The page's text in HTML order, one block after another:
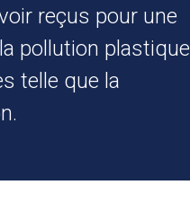
reçus pour une
pollution plastique
telle que la